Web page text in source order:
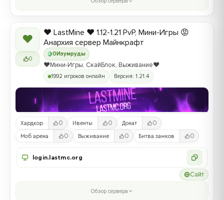
❤
0
0 Изумруды
❤️ LastMine ❤️ 1.12-1.21 PvP, Мини-Игры 😡
Анархия сервер Майнкрафт
❤️Мини-Игры, СкайБлок, Выживание❤️
1992 игроков онлайн Версия: 1.21.4
Хардкор 0 Ивенты 0 Донат 0
Моб арена 0 Выживание 0 Битва замков 0
login.lastmc.org
Сайт
Обзор сервера